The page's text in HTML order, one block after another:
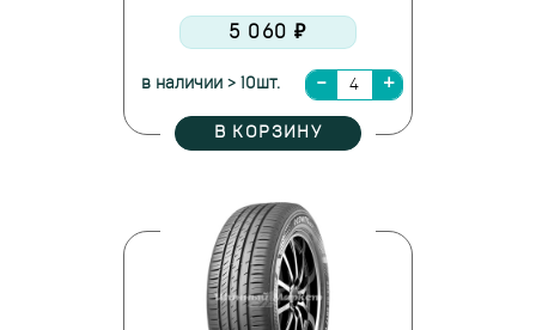
5 060 ₽
в наличии > 10шт.
В КОРЗИНУ